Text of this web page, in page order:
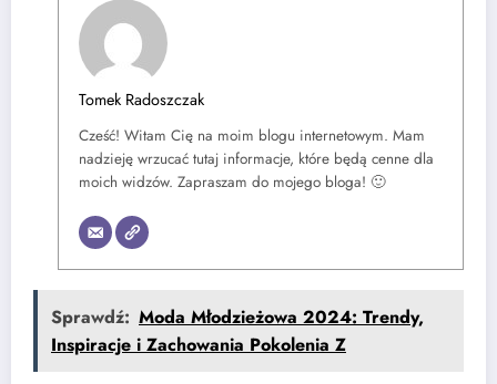
Tomek Radoszczak
Cześć! Witam Cię na moim blogu internetowym. Mam
nadzieję wrzucać tutaj informacje, które będą cenne dla
moich widzów. Zapraszam do mojego bloga! 🙂
Sprawdź: Moda Młodzieżowa 2024: Trendy,
Inspiracje i Zachowania Pokolenia Z